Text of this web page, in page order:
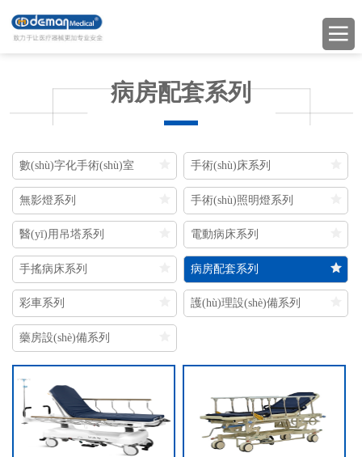
病房配套系列
數(shù)字化手術(shù)室 手術(shù)床系列
無影燈系列 手術(shù)照明燈系列
醫(yī)用吊塔系列 電動病床系列
手搖病床系列 病房配套系列
彩車系列 護(hù)理設(shè)備系列
藥房設(shè)備系列